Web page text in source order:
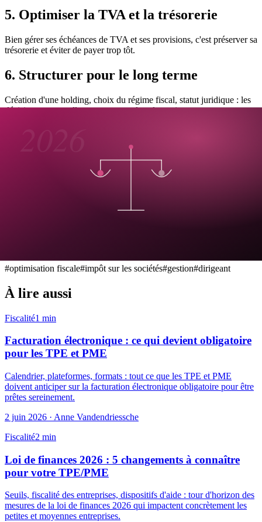
5. Optimiser la TVA et la trésorerie
Bien gérer ses échéances de TVA et ses provisions, c'est préserver sa
trésorerie et éviter de payer trop tôt.
6. Structurer pour le long terme
Création d'une holding, choix du régime fiscal, statut juridique : les
décisions structurelles sont souvent les plus puissantes — et se
#optimisation fiscale#impôt sur les sociétés#gestion#dirigeant
À lire aussi
Fiscalité1 min
Facturation électronique : ce qui devient obligatoire
pour les TPE et PME
Calendrier, plateformes, formats : tout ce que les TPE et PME
doivent anticiper sur la facturation électronique obligatoire pour être
prêtes sereinement.
2 juin 2026 · Anne Vandendriessche
Fiscalité2 min
Loi de finances 2026 : 5 changements à connaître
pour votre TPE/PME
Seuils, fiscalité des entreprises, dispositifs d'aide : tour d'horizon des
mesures de la loi de finances 2026 qui impactent concrètement les
petites et moyennes entreprises.